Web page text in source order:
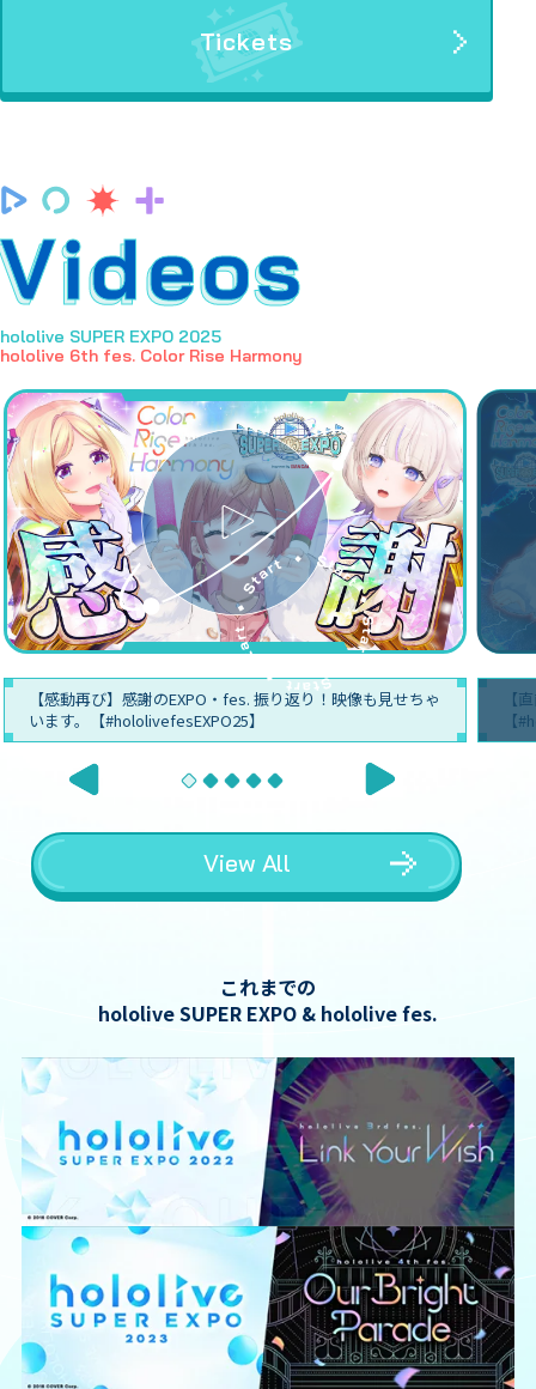
Tickets
Videos
hololive SUPER EXPO 2025
hololive 6th fes. Color Rise Harmony
View All
【感動再び】感謝のEXPO・fes. 振り返り！映像も見せちゃ
います。【#hololivefesEXPO25】
【
【
これまでの
hololive SUPER EXPO & hololive fes.